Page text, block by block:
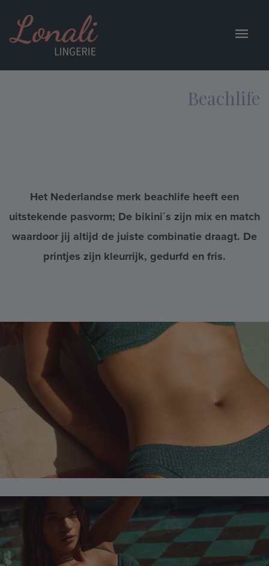
Beachlife
Het Nederlandse merk beachlife heeft een
uitstekende pasvorm; De bikini´s zijn mix en match
waardoor jij altijd de juiste combinatie draagt. De
printjes zijn kleurrijk, gedurfd en fris.